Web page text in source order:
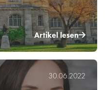
Artikel lesen
30.06.2022